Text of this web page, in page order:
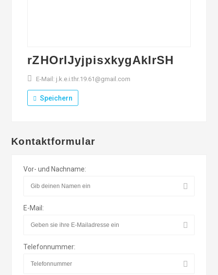
rZHOrIJyjpisxkygAkIrSH
E-Mail: j.k.e.i.thr.19.61@gmail.com
Speichern
Kontaktformular
Vor- und Nachname:
E-Mail:
Telefonnummer: